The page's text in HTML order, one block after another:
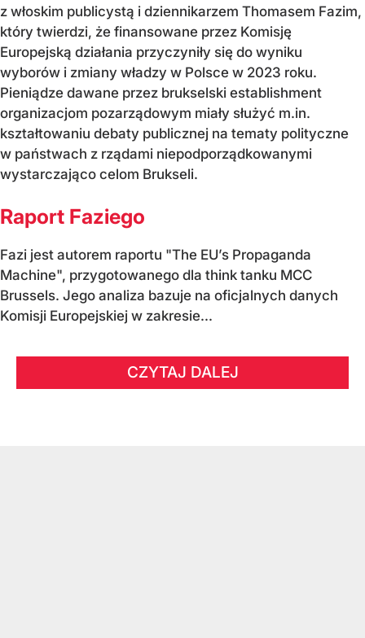
z włoskim publicystą i dziennikarzem Thomasem Fazim,
który twierdzi, że finansowane przez Komisję
Europejską działania przyczyniły się do wyniku
wyborów i zmiany władzy w Polsce w 2023 roku.
Pieniądze dawane przez brukselski establishment
organizacjom pozarządowym miały służyć m.in.
kształtowaniu debaty publicznej na tematy polityczne
w państwach z rządami niepodporządkowanymi
wystarczająco celom Brukseli.
Raport Faziego
Fazi jest autorem raportu "The EU’s Propaganda
Machine", przygotowanego dla think tanku MCC
Brussels. Jego analiza bazuje na oficjalnych danych
Komisji Europejskiej w zakresie...
CZYTAJ DALEJ